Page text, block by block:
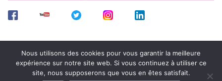
Nous utilisons des cookies pour vous garantir la meilleure
expérience sur notre site web. Si vous continuez à utiliser ce
site, nous supposerons que vous en êtes satisfait.